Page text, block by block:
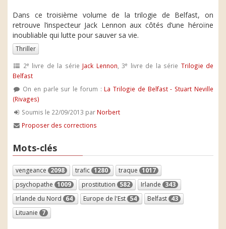
Dans ce troisième volume de la trilogie de Belfast, on
retrouve l’inspecteur Jack Lennon aux côtés d’une héroïne
inoubliable qui lutte pour sauver sa vie.
Thriller
2e livre de la série Jack Lennon , 3e livre de la série Trilogie de
Belfast
On en parle sur le forum : La Trilogie de Belfast - Stuart Neville
(Rivages)
Soumis le 22/09/2013 par Norbert
Proposer des corrections
Mots-clés
vengeance 2098 trafic 1280 traque 1017
psychopathe 1009 prostitution 582 Irlande 343
Irlande du Nord 64 Europe de l'Est 54 Belfast 43
Lituanie 7